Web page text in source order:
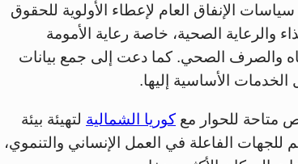
الإنفاق العام لإعطاء الأولوية للحقوق
والرعاية الصحية، خاصة رعاية الأمومة
والصرف الصحي. كما دعت إلى جمع بيانات
الأساسية إليها.
متاحة للحوار مع كوريا الشمالية لتهيئة بيئة
للجهات الفاعلة في العمل الإنساني والتنموي،